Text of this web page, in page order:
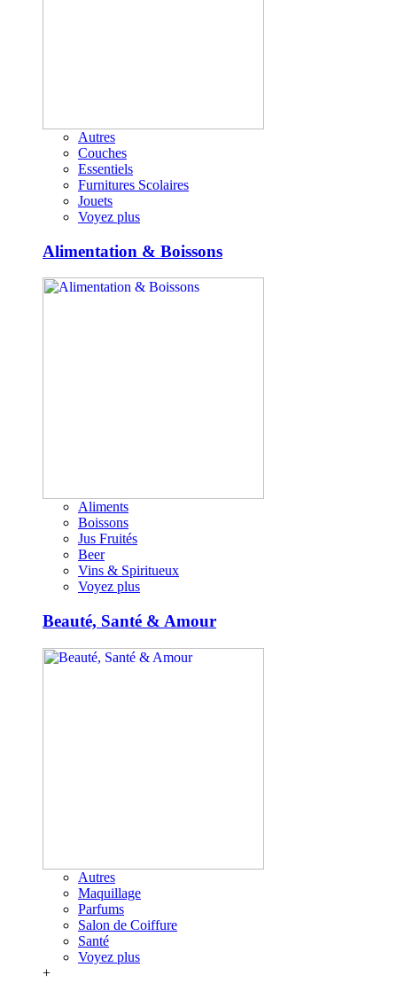
Autres
Couches
Essentiels
Furnitures Scolaires
Jouets
Voyez plus
Alimentation & Boissons
Aliments
Boissons
Jus Fruités
Beer
Vins & Spiritueux
Voyez plus
Beauté, Santé & Amour
Autres
Maquillage
Parfums
Salon de Coiffure
Santé
Voyez plus
+